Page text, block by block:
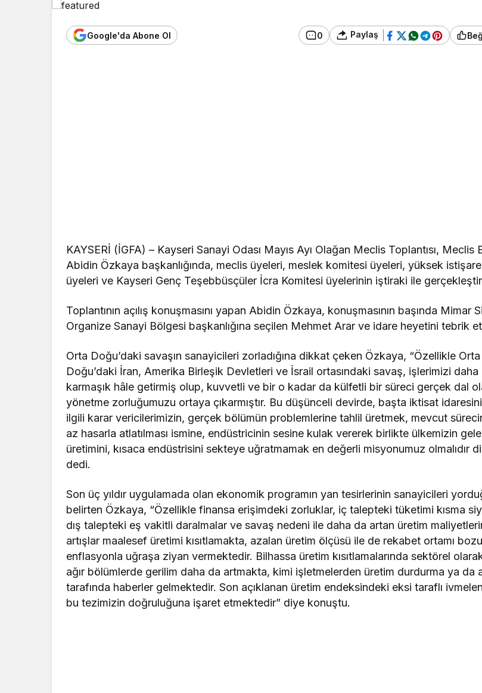
Google'da Abone Ol 0 Paylaş
KAYSERİ (İGFA) – Kayseri Sanayi Odası Mayıs Ayı Olağan Meclis Toplantısı, Meclis
Abidin Özkaya başkanlığında, meclis üyeleri, meslek komitesi üyeleri, yüksek
üyeleri ve Kayseri Genç Teşebbüsçüler İcra Komitesi üyelerinin iştiraki ile
Toplantının açılış konuşmasını yapan Abidin Özkaya, konuşmasının başında Mimar
Organize Sanayi Bölgesi başkanlığına seçilen Mehmet Arar ve idare heyetini tebrik
Orta Doğu’daki savaşın sanayicileri zorladığına dikkat çeken Özkaya, “Özellikle Orta
Doğu’daki İran, Amerika Birleşik Devletleri ve İsrail ortasındaki savaş, işlerimizi daha
karmaşık hâle getirmiş olup, kuvvetli ve bir o kadar da külfetli bir süreci gerçek dal
yönetme zorluğumuzu ortaya çıkarmıştır. Bu düşünceli devirde, başta iktisat
ilgili karar vericilerimizin, gerçek bölümün problemlerine tahlil üretmek, mevcut
az hasarla atlatılması ismine, endüstricinin sesine kulak vererek birlikte ülkemizin
üretimini, kısaca endüstrisini sekteye uğratmamak en değerli misyonumuz olmalıdır
dedi.
Son üç yıldır uygulamada olan ekonomik programın yan tesirlerinin sanayicileri
belirten Özkaya, “Özellikle finansa erişimdeki zorluklar, iç talepteki tüketimi kısma
dış talepteki eş vakitli daralmalar ve savaş nedeni ile daha da artan üretim
artışlar maalesef üretimi kısıtlamakta, azalan üretim ölçüsü ile de rekabet ortamı
enflasyonla uğraşa ziyan vermektedir. Bilhassa üretim kısıtlamalarında sektörel
ağır bölümlerde gerilim daha da artmakta, kimi işletmelerden üretim durdurma ya da
tarafında haberler gelmektedir. Son açıklanan üretim endeksindeki eksi taraflı
bu tezimizin doğruluğuna işaret etmektedir” diye konuştu.